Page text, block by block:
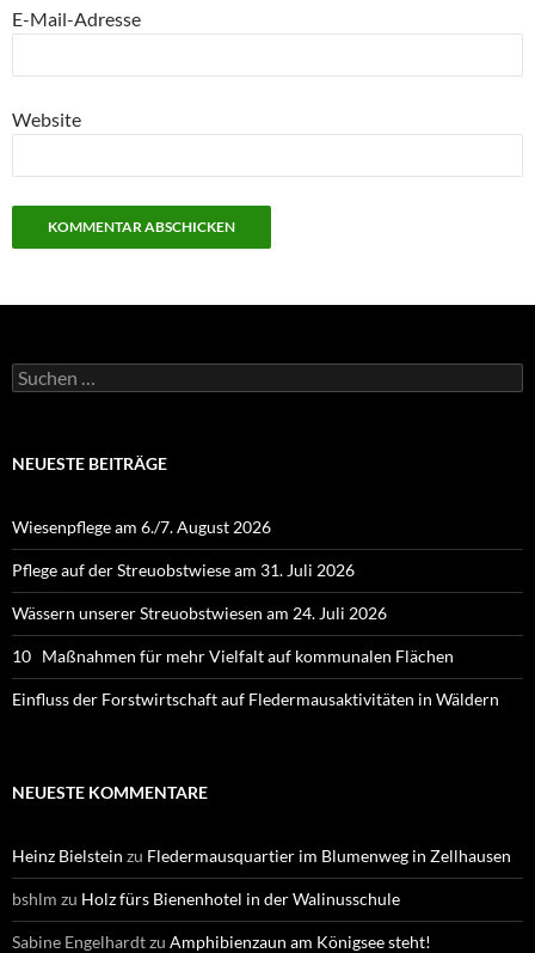
E-Mail-Adresse
Website
Suchen
nach:
NEUESTE BEITRÄGE
Wiesenpflege am 6./7. August 2026
Pflege auf der Streuobstwiese am 31. Juli 2026
Wässern unserer Streuobstwiesen am 24. Juli 2026
10 Maßnahmen für mehr Vielfalt auf kommunalen Flächen
Einfluss der Forstwirtschaft auf Fledermausaktivitäten in Wäldern
NEUESTE KOMMENTARE
Heinz Bielstein zu Fledermausquartier im Blumenweg in Zellhausen
bshlm zu Holz fürs Bienenhotel in der Walinusschule
Sabine Engelhardtzu Amphibienzaun am Königsee steht!